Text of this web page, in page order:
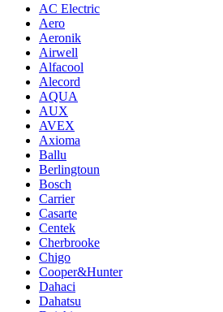
AC Electric
Aero
Aeronik
Airwell
Alfacool
Alecord
AQUA
AUX
AVEX
Axioma
Ballu
Berlingtoun
Bosch
Carrier
Casarte
Centek
Cherbrooke
Chigo
Cooper&Hunter
Dahaci
Dahatsu